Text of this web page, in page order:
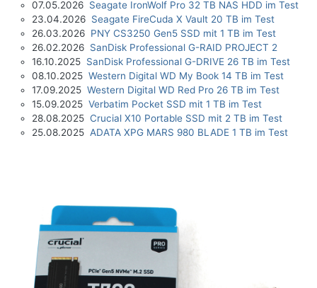
07.05.2026 Seagate IronWolf Pro 32 TB NAS HDD im Test
23.04.2026 Seagate FireCuda X Vault 20 TB im Test
26.03.2026 PNY CS3250 Gen5 SSD mit 1 TB im Test
26.02.2026 SanDisk Professional G-RAID PROJECT 2
16.10.2025 SanDisk Professional G-DRIVE 26 TB im Test
08.10.2025 Western Digital WD My Book 14 TB im Test
17.09.2025 Western Digital WD Red Pro 26 TB im Test
15.09.2025 Verbatim Pocket SSD mit 1 TB im Test
28.08.2025 Crucial X10 Portable SSD mit 2 TB im Test
25.08.2025 ADATA XPG MARS 980 BLADE 1 TB im Test